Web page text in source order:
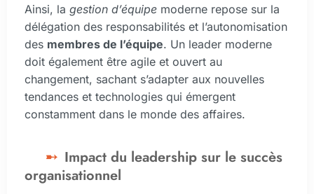
Ainsi, la gestion d’équipe moderne repose sur la
délégation des responsabilités et l’autonomisation
des membres de l’équipe. Un leader moderne
doit également être agile et ouvert au
changement, sachant s’adapter aux nouvelles
tendances et technologies qui émergent
constamment dans le monde des affaires.
Impact du leadership sur le succès
organisationnel